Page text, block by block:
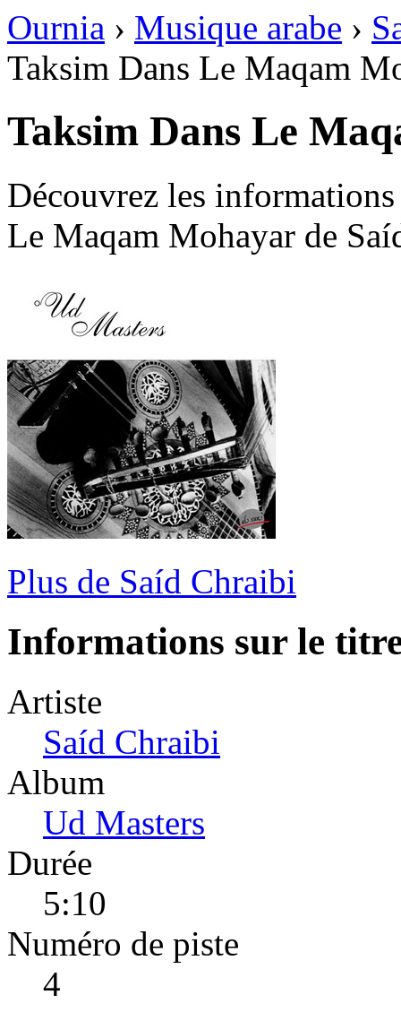
Ournia › Musique arabe ›
Taksim Dans Le Maqam
Taksim Dans Le
Découvrez les
Le Maqam Mohayar de
Plus de Saíd Chraibi
Informations sur le
Artiste
Saíd Chraibi
Album
Ud Masters
Durée
5:10
Numéro de piste
4